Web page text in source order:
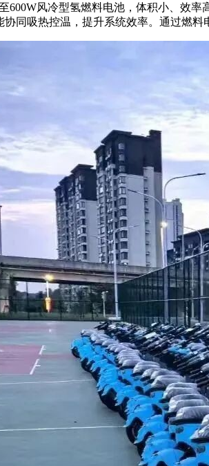
600W风冷型氢燃料电池，体积小、效
协同吸热控温，提升系统效率。通过燃